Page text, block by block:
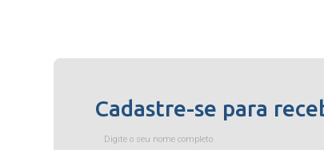
Cadastre-se para
Digite o seu nome completo